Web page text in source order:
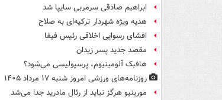
ابراهیم صادقی سرمربی سایپا شد
هدیه ویژه شهردار ترکیه‌ای به صلاح
افشای رسوایی اخلاقی رئیس فیفا
مقصد جدید پسر زیدان
هافبک آلومینیوم، پرسپولیسی می‌شود؟
روزنامه‌های ورزشی امروز ‌شنبه ۱۷ مرداد ۱۴۰۵
مورینیو هرگز نباید از رئال مادرید جدا می‌شد